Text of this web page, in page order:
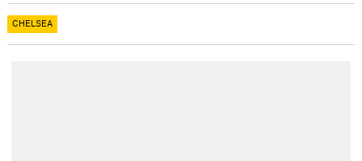
CHELSEA